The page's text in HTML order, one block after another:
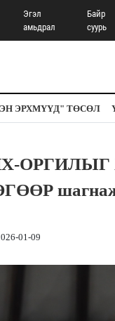
Эгэл
амьдрал
Байр
суурь
ЭРХМҮҮД" ТӨСӨЛ
01-09